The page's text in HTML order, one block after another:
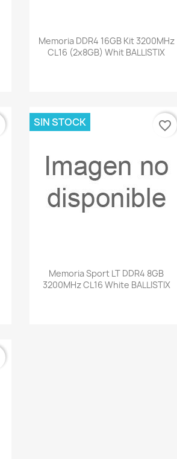
Vista rápida
Memoria DDR4 16GB Kit 3200MHz
CL16 (2x8GB) Whit BALLISTIX
Vista rápida
Memoria Sport LT DDR4 8GB
3200MHz CL16 White BALLISTIX
SIN STOCK favorite_border